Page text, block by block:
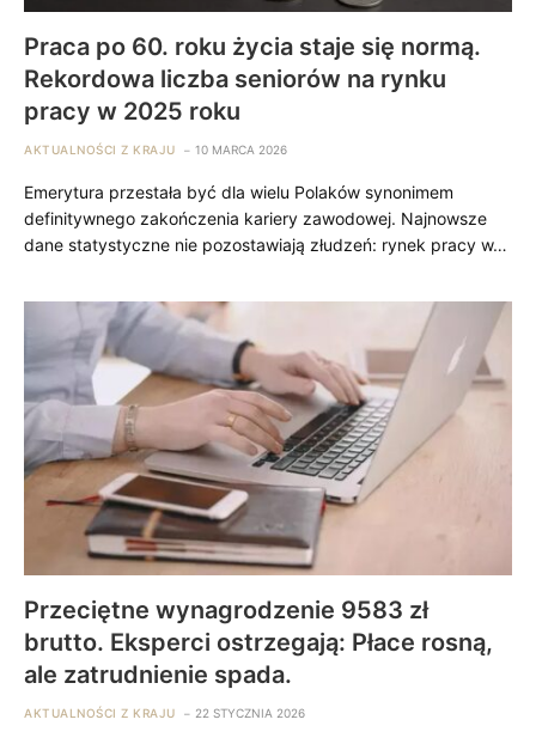
Praca po 60. roku życia staje się normą.
Rekordowa liczba seniorów na rynku
pracy w 2025 roku
AKTUALNOŚCI Z KRAJU 10 MARCA 2026
Emerytura przestała być dla wielu Polaków synonimem
definitywnego zakończenia kariery zawodowej. Najnowsze
dane statystyczne nie pozostawiają złudzeń: rynek pracy w…
Przeciętne wynagrodzenie 9583 zł
brutto. Eksperci ostrzegają: Płace rosną,
ale zatrudnienie spada.
AKTUALNOŚCI Z KRAJU 22 STYCZNIA 2026